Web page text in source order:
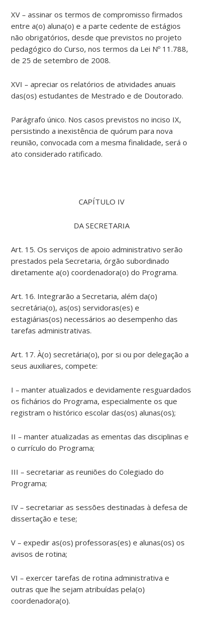
XV – assinar os termos de compromisso firmados
entre a(o) aluna(o) e a parte cedente de estágios
não obrigatórios, desde que previstos no projeto
pedagógico do Curso, nos termos da Lei Nº 11.788,
de 25 de setembro de 2008.
XVI – apreciar os relatórios de atividades anuais
das(os) estudantes de Mestrado e de Doutorado.
Parágrafo único. Nos casos previstos no inciso IX,
persistindo a inexistência de quórum para nova
reunião, convocada com a mesma finalidade, será o
ato considerado ratificado.
CAPÍTULO IV
DA SECRETARIA
Art. 15. Os serviços de apoio administrativo serão
prestados pela Secretaria, órgão subordinado
diretamente a(o) coordenadora(o) do Programa.
Art. 16. Integrarão a Secretaria, além da(o)
secretária(o), as(os) servidoras(es) e
estagiárias(os) necessários ao desempenho das
tarefas administrativas.
Art. 17. À(o) secretária(o), por si ou por delegação a
seus auxiliares, compete:
I – manter atualizados e devidamente resguardados
os fichários do Programa, especialmente os que
registram o histórico escolar das(os) alunas(os);
II – manter atualizadas as ementas das disciplinas e
o currículo do Programa;
III – secretariar as reuniões do Colegiado do
Programa;
IV – secretariar as sessões destinadas à defesa de
dissertação e tese;
V – expedir as(os) professoras(es) e alunas(os) os
avisos de rotina;
VI – exercer tarefas de rotina administrativa e
outras que lhe sejam atribuídas pela(o)
coordenadora(o).